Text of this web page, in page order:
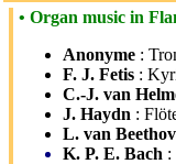
• Organ music in
Anonyme :
F. J. Fetis :
C.-J. van
J. Haydn :
L. van
K. P. E. Bach :